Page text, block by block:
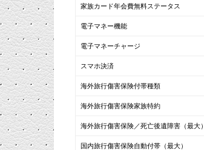
家族カード年会費無料ステータス
電子マネー機能
電子マネーチャージ
スマホ決済
海外旅行傷害保険付帯種類
海外旅行傷害保険家族特約
海外旅行傷害保険／死亡後遺障害（最大）
国内旅行傷害保険自動付帯（最大）